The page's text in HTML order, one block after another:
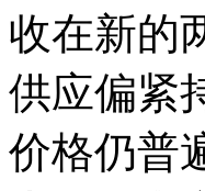
收在新的
供应偏紧
价格仍普